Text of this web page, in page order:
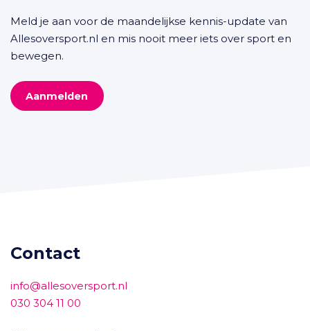
Meld je aan voor de maandelijkse kennis-update van
Allesoversport.nl en mis nooit meer iets over sport en
bewegen.
Aanmelden
Contact
info@allesoversport.nl
030 304 11 00